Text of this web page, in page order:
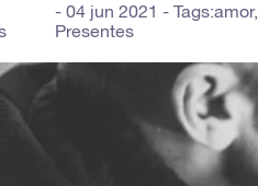
04 jun 2021 - Tags:amor,
Presentes